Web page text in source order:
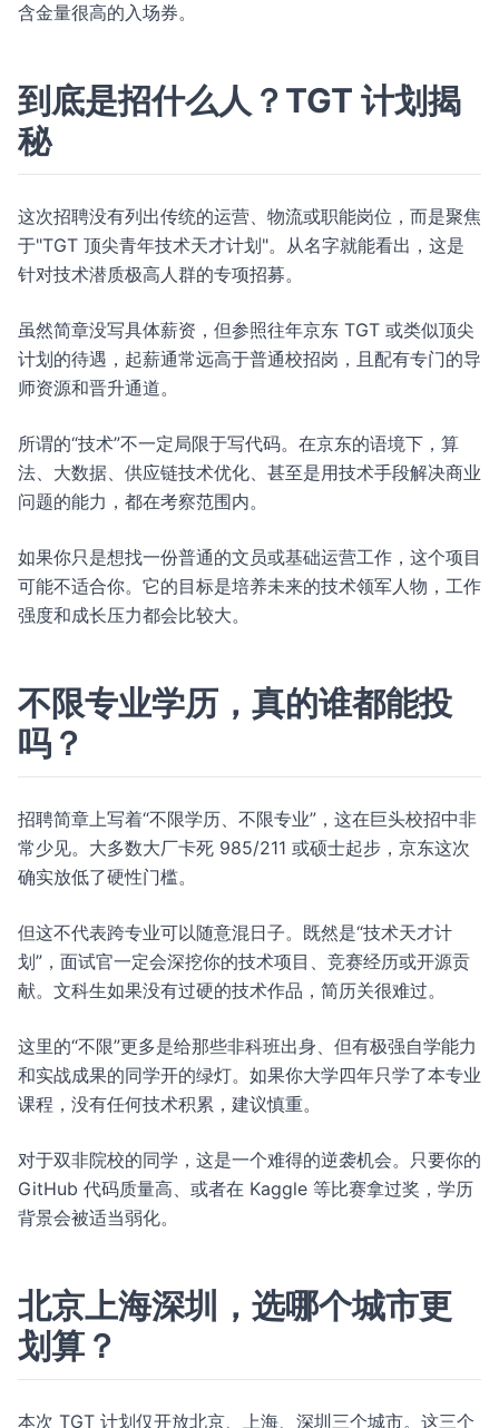
含金量很高的入场券。
到底是招什么人？TGT 计划揭
秘
这次招聘没有列出传统的运营、物流或职能岗位，而是聚焦
于"TGT 顶尖青年技术天才计划"。从名字就能看出，这是
针对技术潜质极高人群的专项招募。
虽然简章没写具体薪资，但参照往年京东 TGT 或类似顶尖
计划的待遇，起薪通常远高于普通校招岗，且配有专门的导
师资源和晋升通道。
所谓的“技术”不一定局限于写代码。在京东的语境下，算
法、大数据、供应链技术优化、甚至是用技术手段解决商业
问题的能力，都在考察范围内。
如果你只是想找一份普通的文员或基础运营工作，这个项目
可能不适合你。它的目标是培养未来的技术领军人物，工作
强度和成长压力都会比较大。
不限专业学历，真的谁都能投
吗？
招聘简章上写着“不限学历、不限专业”，这在巨头校招中非
常少见。大多数大厂卡死 985/211 或硕士起步，京东这次
确实放低了硬性门槛。
但这不代表跨专业可以随意混日子。既然是“技术天才计
划”，面试官一定会深挖你的技术项目、竞赛经历或开源贡
献。文科生如果没有过硬的技术作品，简历关很难过。
这里的“不限”更多是给那些非科班出身、但有极强自学能力
和实战成果的同学开的绿灯。如果你大学四年只学了本专业
课程，没有任何技术积累，建议慎重。
对于双非院校的同学，这是一个难得的逆袭机会。只要你的
GitHub 代码质量高、或者在 Kaggle 等比赛拿过奖，学历
背景会被适当弱化。
北京上海深圳，选哪个城市更
划算？
本次 TGT 计划仅开放北京、上海、深圳三个城市。这三个